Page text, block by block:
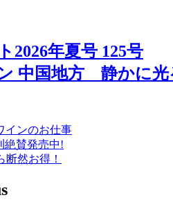
2026年夏号 125号
中国地方 静かに